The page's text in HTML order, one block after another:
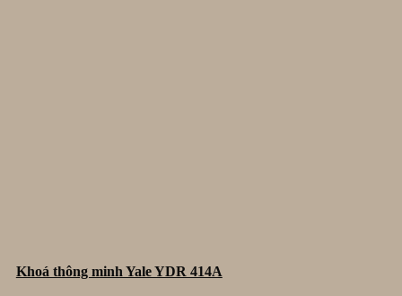
Khoá thông minh Yale YDR 414A